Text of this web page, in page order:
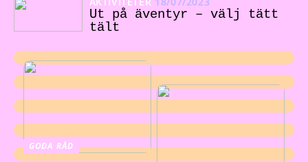
Ut på äventyr – välj tätt
tält
GODA RÅD